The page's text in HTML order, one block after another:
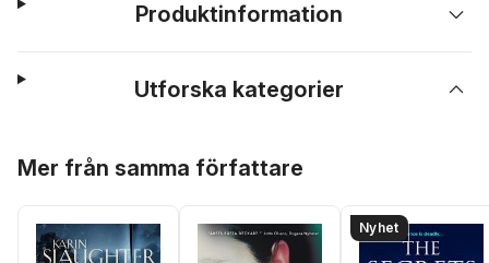
Produktinformation
Utforska kategorier
Mer från samma författare
Nyhet